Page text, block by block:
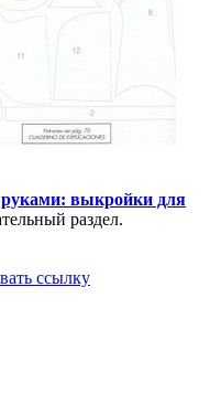
выкройки для
раздел.
ссылку